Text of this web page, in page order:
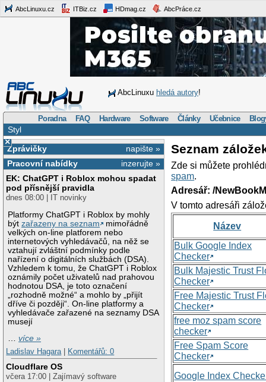
AbcLinuxu.cz ITBiz.cz HDmag.cz AbcPráce.cz
AbcLinuxu hledá autory!
Poradna FAQ Hardware Software Články Učebnice
Styl
×
napište »
Zprávičky
inzerujte »
Pracovní nabídky
EK: ChatGPT i Roblox mohou spadat
pod přísnější pravidla
dnes 08:00 | IT novinky
Platformy ChatGPT i Roblox by mohly
býtzařazeny na seznam
mimořádně
velkých on-line platforem nebo
internetových vyhledávačů, na něž se
vztahují zvláštní podmínky podle
nařízení o digitálních službách (DSA).
Vzhledem k tomu, že ChatGPT i Roblox
oznámily počet uživatelů nad prahovou
hodnotou DSA, je toto označení
„rozhodně možné“ a mohlo by „přijít
dříve či později“. On-line platformy a
vyhledávače zařazené na seznamy DSA
musejí
…více »
Ladislav Hagara
Komentářů: 0
Cloudflare OS
včera 17:00 | Zajímavý software
Seznam
Zde si můžete
spam.
Adresář: /
V tomto adresáři
Název
Bulk Google Index
Checker
Bulk Majestic Trust
Checker
Free Majestic Trust
Checker
free moz spam score
checker
Free Spam Score
Checker
Google Index